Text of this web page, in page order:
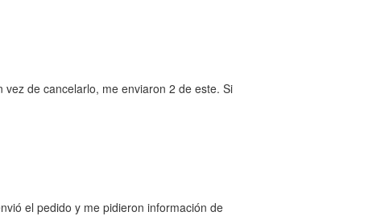
de cancelarlo, me enviaron 2 de este. Si
el pedido y me pidieron información de